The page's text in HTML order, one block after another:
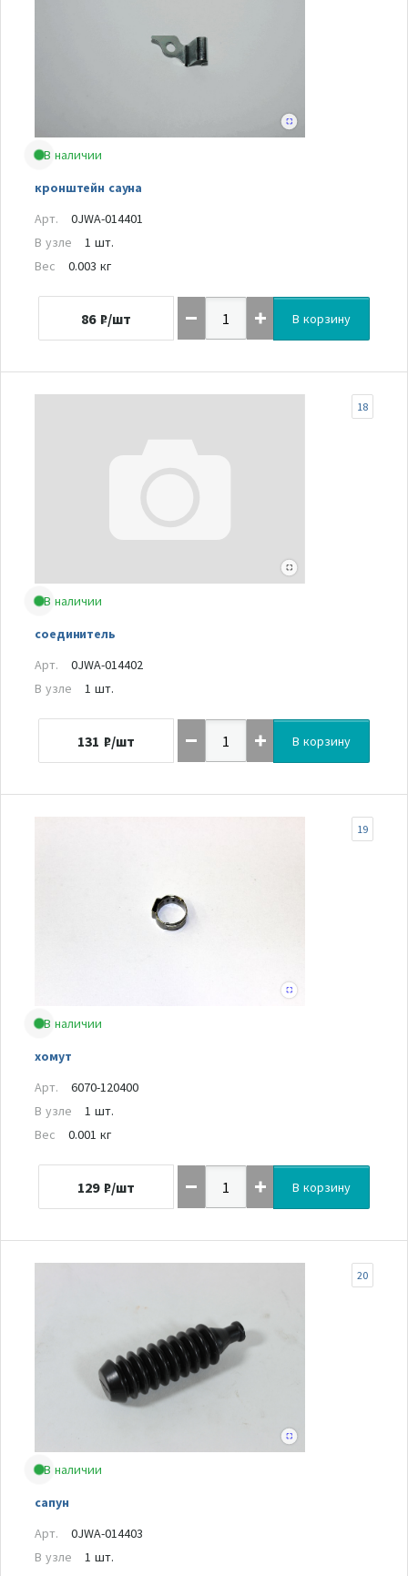
В наличии
кронштейн сауна
Арт.
0JWA-014401
В узле
1 шт.
Вес
0.003 кг
86 ₽/шт В корзину
В наличии
соединитель
18
Арт.
0JWA-014402
В узле
1 шт.
131 ₽/шт В корзину
В наличии
хомут
19
Арт.
6070-120400
В узле
1 шт.
Вес
0.001 кг
129 ₽/шт В корзину
В наличии
сапун
20
Арт.
0JWA-014403
В узле
1 шт.